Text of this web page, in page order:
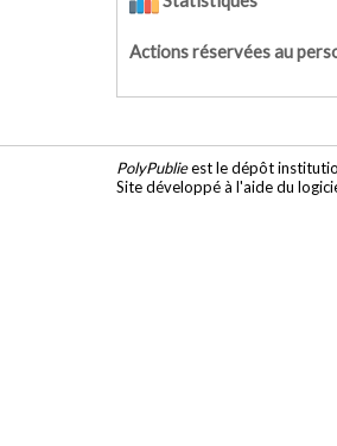
Actions réservées au
PolyPublieest le dépôt
Site développé à l'aide du